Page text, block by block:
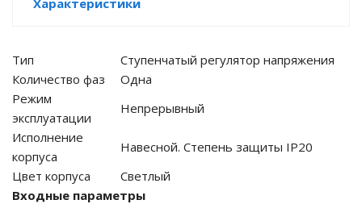
батареи
Delta
ИБП
Характеристики
Тип
Ступенчатый регулятор напряжения
Количество фаз
Одна
Режим
эксплуатации
Непрерывный
Исполнение
корпуса
Навесной. Степень защиты IP20
Цвет корпуса
Светлый
Входные параметры